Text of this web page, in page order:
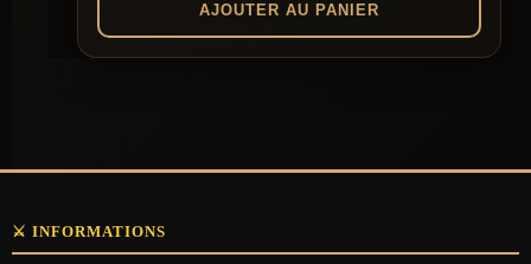
AJOUTER AU PANIER
⚔️ INFORMATIONS